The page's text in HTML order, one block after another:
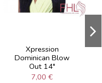
Xpression
Dominican Blow
Out 14"
7,00 €